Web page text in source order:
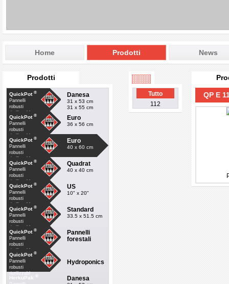
Home Prodotti News
Prodotti
QuickPot ®
Pannelli
robusti
riutilizzabl
Danesa
31 x 53 cm
31 x 55 cm
QuickPot ®
Pannelli
robusti
riutilizzabl
Euro
36 x 56 cm
QuickPot ®
Pannelli
robusti
riutilizzabl
Euro
40 x 60 cm
QuickPot ®
Pannelli
robusti
riutilizzabl
Quadrat
40 x 40 cm
QuickPot ®
Pannelli
robusti
riutilizzabl
US
10" x 20"
QuickPot ®
Pannelli
robusti
riutilizzabl
Standard
33.5 x 51.5 cm
QuickPot ®
Pannelli
robusti
riutilizzabl
Pannelli
forestali
QuickPot ®
Pannelli
robusti
riutilizzabl
Hydroponics
HerkuPak Danesa
Tutto
112
QP E